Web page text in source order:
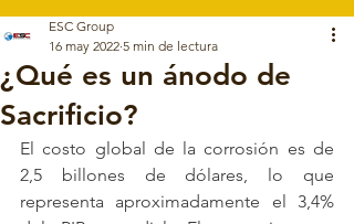
¿Qué es un ánodo de
Sacrificio?
ESC Group
16 may 2022 5 min de lectura
El costo global de la corrosión es de
2,5 billones de dólares, lo que
representa aproximadamente el 3,4%